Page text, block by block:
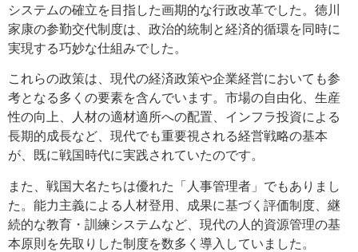
システムの確立を目指した画期的な行政改革でした。徳川
家康の参勤交代制度は、政治的統制と経済的循環を同時に
実現する巧妙な仕組みでした。
これらの政策は、現代の経済政策や企業経営においても参
考となる多くの要素を含んでいます。市場の自由化、生産
性の向上、人材の適材適所への配置、インフラ投資による
長期的成長など、現代でも重要視される経営戦略の基本
が、既に戦国時代に実践されていたのです。
また、戦国大名たちは優れた「人事管理者」でもありまし
た。能力主義による人材登用、成果に基づく評価制度、継
続的な教育・訓練システムなど、現代の人的資源管理の基
本原則を先取りした制度を数多く導入していました。